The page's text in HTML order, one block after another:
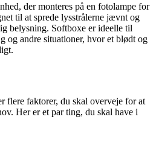
der monteres på en fotolampe for
til at sprede lysstrålerne jævnt og
belysning. Softboxe er ideelle til
og andre situationer, hvor et blødt og
flere faktorer, du skal overveje for at
Her er et par ting, du skal have i